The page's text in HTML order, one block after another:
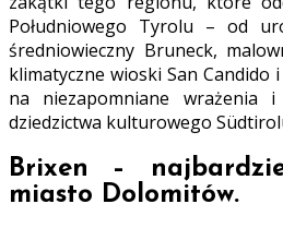
Południowego Tyrolu – od
średniowieczny Bruneck,
klimatyczne wioski San Candido
na niezapomniane wrażenia i
dziedzictwa kulturowego
Brixen –
miasto Dolomitów.